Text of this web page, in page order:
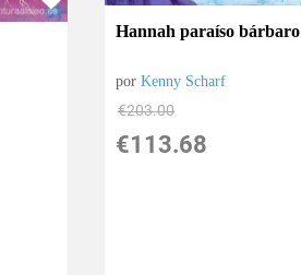
Hannah paraíso bárbaro
porKenny Scharf
€203.00
€113.68